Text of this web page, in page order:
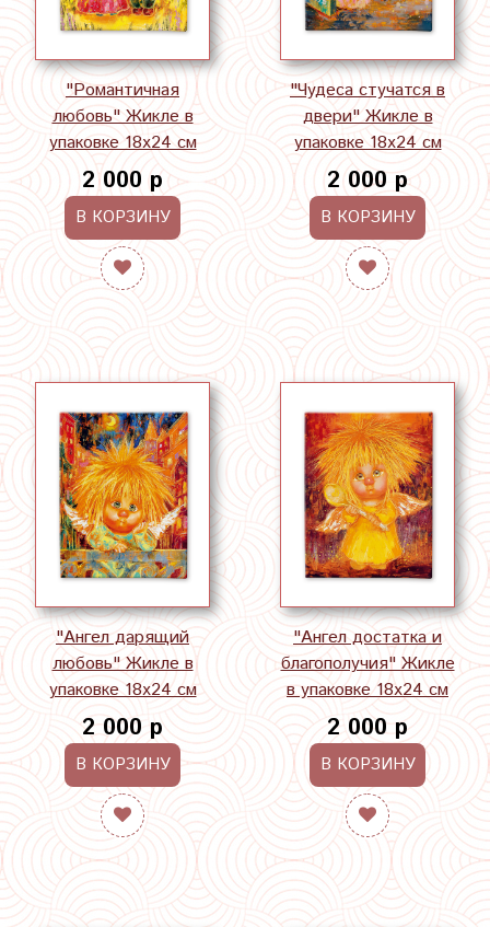
"Романтичная
любовь" Жикле в
упаковке 18х24 см
2 000 р
В КОРЗИНУ
"Чудеса стучатся в
двери" Жикле в
упаковке 18х24 см
2 000 р
В КОРЗИНУ
"Ангел дарящий
любовь" Жикле в
упаковке 18х24 см
2 000 р
В КОРЗИНУ
"Ангел достатка и
благополучия" Жикле
в упаковке 18х24 см
2 000 р
В КОРЗИНУ